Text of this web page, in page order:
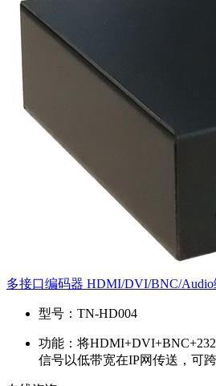
多接口编码器 HDMI/DVI/BNC/Audio
型号： TN-HD004
功能： 将
信号以低带宽在IP网传送，可